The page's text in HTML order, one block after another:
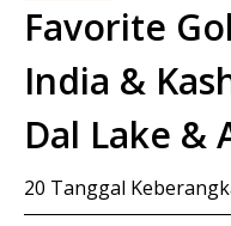
Favorite
India &
Dal Lake &
20 Tanggal